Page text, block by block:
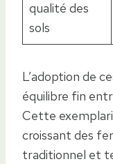
qualité des
sols
L’adoption de
équilibre fin
Cette
croissant des
traditionnel et